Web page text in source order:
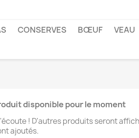
CONSERVES BŒUF VEAU
disponible pour le moment
! D'autres produits seront
ajoutés.